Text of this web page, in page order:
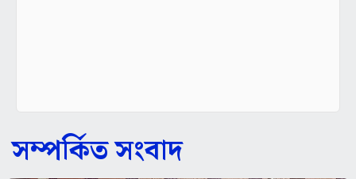
সম্পর্কিত সংবাদ